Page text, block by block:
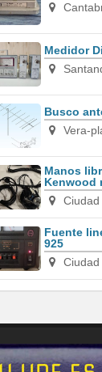
Medidor
Busco
Vera-
Manos
Kenwood
Fuente
925